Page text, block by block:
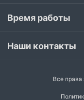
Время работы
Наши контакты
Все